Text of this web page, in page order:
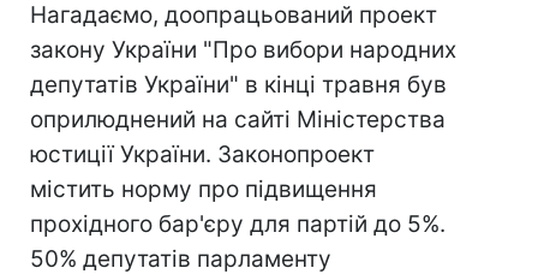
Нагадаємо, доопрацьований проект
закону України "Про вибори народних
депутатів України" в кінці травня був
оприлюднений на сайті Міністерства
юстиції України. Законопроект
містить норму про підвищення
прохідного бар'єру для партій до 5%.
50% депутатів парламенту